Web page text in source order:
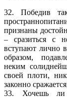
32. Победив
признаны
– сразиться с
вступают лично
образом,
неким
своей плоти,
законно
33. Хочешь ли